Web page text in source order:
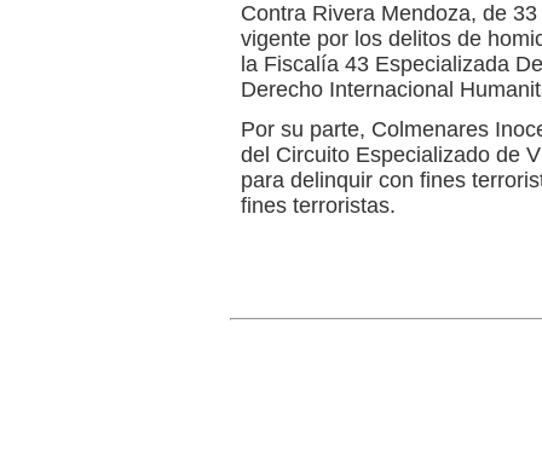
Contra Rivera Mendoza, de
vigente por los delitos de
la Fiscalía 43 Especializada
Derecho Internacional
Por su parte, Colmenares
del Circuito Especializado de
para delinquir con fines
fines terroristas.